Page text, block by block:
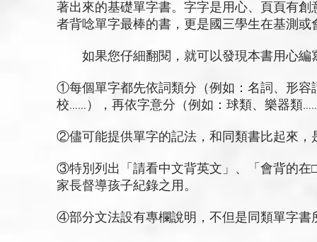
著出來的基礎單字書。字字是用心、頁頁有
者背唸單字最棒的書，更是國三學生在基測
如果您仔細翻閱，就可以發現本書用心編
①每個單字都先依詞類分（例如：名詞、形
校……），再依字意分（例如：球類、樂器類
②儘可能提供單字的記法，和同類書比起來，
③特別列出「請看中文背英文」、「會背的在
家長督導孩子紀錄之用。
④部分文法設有專欄說明，不但是同類單字書